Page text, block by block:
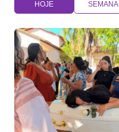
HOJE SEMANA